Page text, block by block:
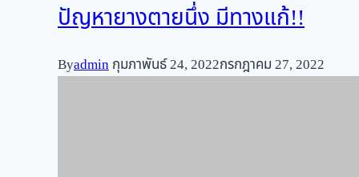
ปัญหายางตายนึ่ง มีทางแก้!!
Byadminกุมภาพันธ์ 24, 2022กรกฎาคม 27, 2022